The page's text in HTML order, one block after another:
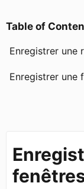
Table of
Enregistrer une
Enregistrer une